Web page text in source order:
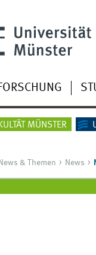
MÜNSTER
News & Themen News